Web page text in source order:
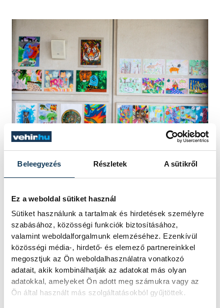
Beleegyezés Részletek A sütikről
Ez a weboldal sütiket használ
Sütiket használunk a tartalmak és hirdetések személyre
szabásához, közösségi funkciók biztosításához,
valamint weboldalforgalmunk elemzéséhez. Ezenkívül
közösségi média-, hirdető- és elemező partnereinkkel
megosztjuk az Ön weboldalhasználatra vonatkozó
adatait, akik kombinálhatják az adatokat más olyan
adatokkal, amelyeket Ön adott meg számukra vagy az
Ön által használt más szolgáltatásokból gyűjtöttek.
Az eseményen egyébként részt vett többek
állatvédelem Alapítvány elnöke, Gregor
Bernadett színésznő, az Alapítvány tagja.
kultúra színház
kiállítás
Pannon Várszínház
Vándorfi László